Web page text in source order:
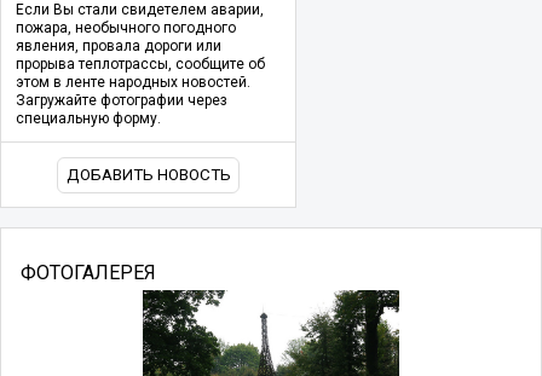
Если Вы стали свидетелем аварии,
пожара, необычного погодного
явления, провала дороги или
прорыва теплотрассы, сообщите об
этом в ленте народных новостей.
Загружайте фотографии через
специальную форму.
ДОБАВИТЬ НОВОСТЬ
ФОТОГАЛЕРЕЯ